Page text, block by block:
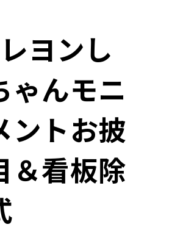
ヨンし
ゃんモニ
ントお披
＆看板除